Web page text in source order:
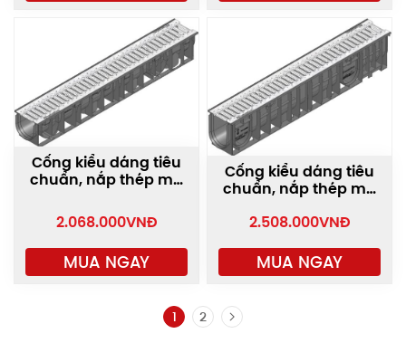
Cống kiểu dáng tiêu
chuẩn, nắp thép mạ
STA-100/T60
2.068.000VNĐ
MUA NGAY
Cống kiểu dáng tiêu
chuẩn, nắp thép mạ
STA-100/T010
2.508.000VNĐ
MUA NGAY
1 2